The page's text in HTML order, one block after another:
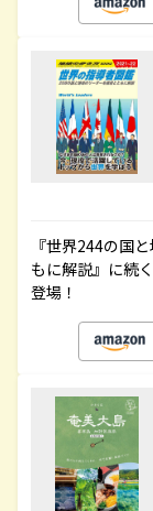
『世界244の国
もに解説』に続
登場！